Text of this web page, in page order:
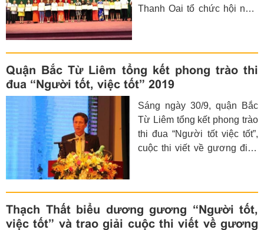
Thanh Oai tổ chức hội nghị
kết phong trào thi đua
chuyên đề kỷ niệm 50 năm
thực hiện Di chúc của Chủ
2019) và công tác xây dựng
làng, tổ dân phố văn hóa
kiểu mẫu giai đoạn 2018-
2020.
Quận Bắc Từ Liêm tổng kết phong trào thi
đua “Người tốt, việc tốt” 2019
Sáng ngày 30/9, quận Bắc
Từ Liêm tổng kết phong trào
thi đua “Người tốt việc tốt”,
cuộc thi viết về gương điển
hướng nhiệm vụ năm 2020
nhân kỷ niệm 50 năm thực
hiện Di chúc của Chủ tịch
Thạch Thất biểu dương gương “Người tốt,
việc tốt” và trao giải cuộc thi viết về gương